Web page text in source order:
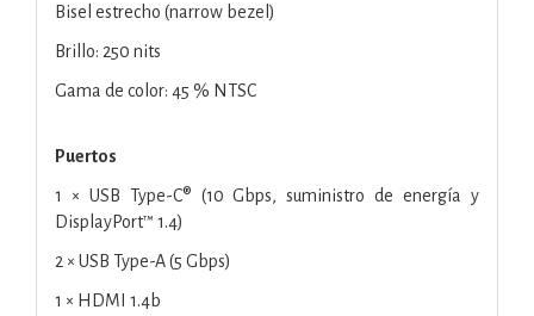
Bisel estrecho (narrow bezel)
Brillo: 250 nits
Gama de color: 45 % NTSC
Puertos
1 × USB Type-C® (10 Gbps, suministro de energía y
DisplayPort™ 1.4)
2 × USB Type-A (5 Gbps)
1 × HDMI 1.4b